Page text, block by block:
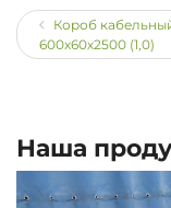
Короб
600х60х2500 (1,0)
Наша